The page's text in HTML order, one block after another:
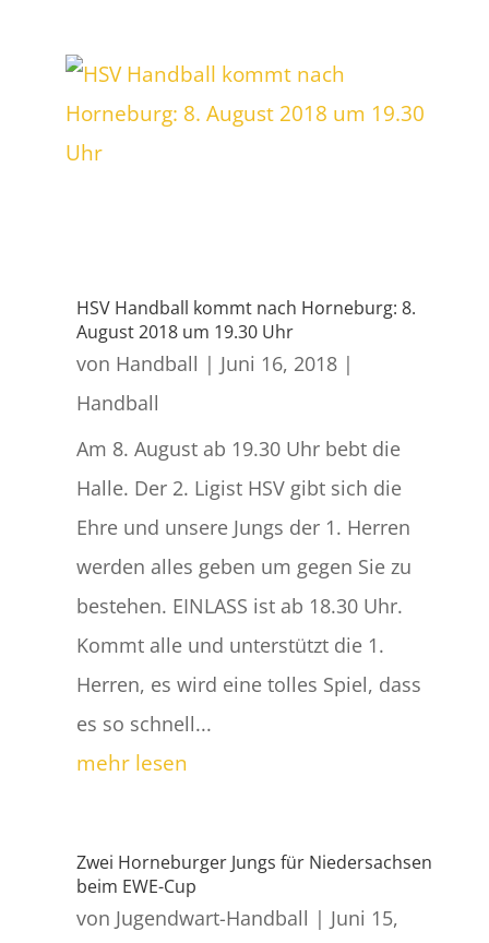
HSV Handball kommt nach Horneburg: 8.
August 2018 um 19.30 Uhr
von Handball | Juni 16, 2018|
Handball
Am 8. August ab 19.30 Uhr bebt die
Halle. Der 2. Ligist HSV gibt sich die
Ehre und unsere Jungs der 1. Herren
werden alles geben um gegen Sie zu
bestehen. EINLASS ist ab 18.30 Uhr.
Kommt alle und unterstützt die 1.
Herren, es wird eine tolles Spiel, dass
es so schnell...
mehr lesen
Zwei Horneburger Jungs für Niedersachsen
beim EWE-Cup
von Jugendwart-Handball | Juni 15,